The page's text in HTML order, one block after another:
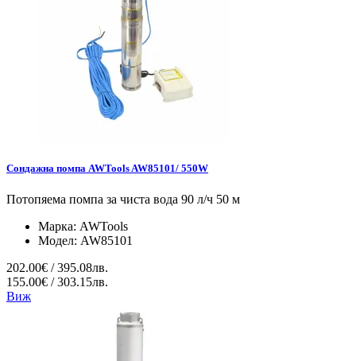
Сондажна помпа AWTools AW85101/ 550W
Потопяема помпа за чиста вода 90 л/ч 50 м
Марка: AWTools
Модел: AW85101
202.00€ / 395.08лв.
155.00€ / 303.15лв.
Виж